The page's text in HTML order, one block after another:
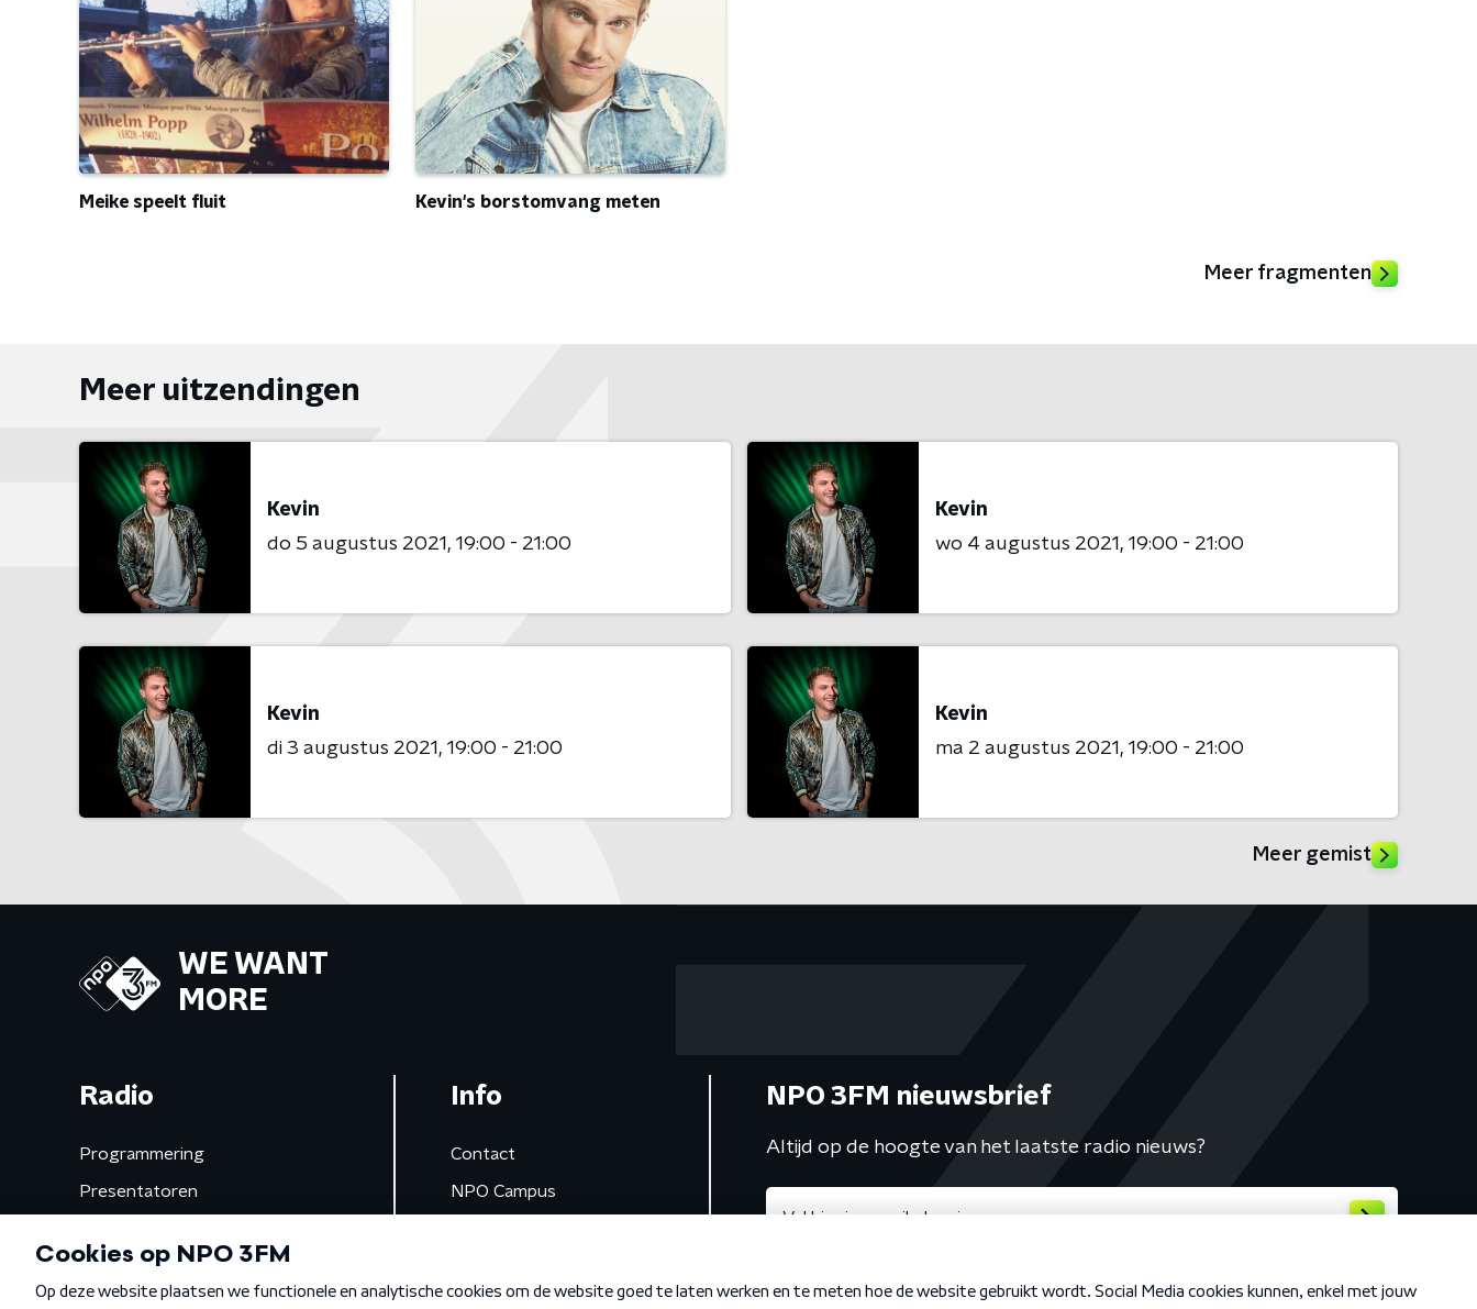
Meike speelt fluit Kevin's borstomvang meten
Meer fragmenten
Meer uitzendingen
Kevin
do 5 augustus 2021
19:00 - 21:00
Kevin
wo 4 augustus 2021
19:00 - 21:00
Kevin
di 3 augustus 2021
19:00 - 21:00
Kevin
ma 2 augustus 2021
19:00 - 21:00
Meer gemist
WE WANT
MORE
Radio
Programmering
Presentatoren
Gemist
Info
Contact
NPO Campus
NPO 3FM nieuwsbrief
Altijd op de hoogte van het laatste radio nieuws?